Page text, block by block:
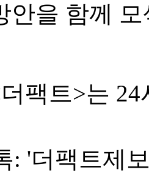
안을 함께
팩트>는
: '더팩트제